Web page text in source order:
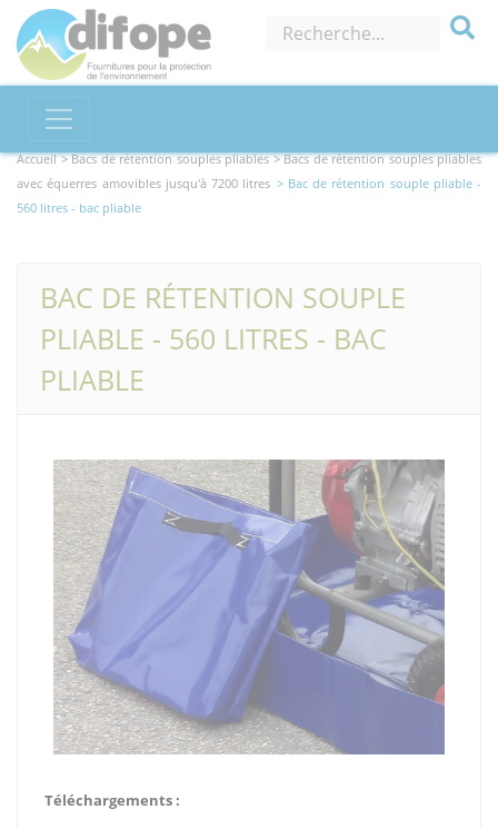
Accueil >Bacs de rétention souples pliables> Bacs de rétention souples pliables
avec équerres amovibles jusqu'à 7200 litres > Bac de rétention souple pliable -
560 litres - bac pliable
BAC DE RÉTENTION SOUPLE
PLIABLE - 560 LITRES - BAC
PLIABLE
Téléchargements :